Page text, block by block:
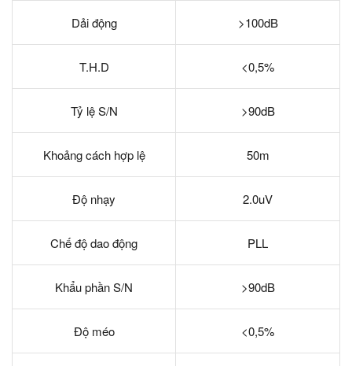
Dải động >100dB
T.H.D <0,5%
Tỷ lệ S/N >90dB
Khoảng cách hợp lệ 50m
Độ nhạy 2.0uV
Chế độ dao động PLL
Khẩu phần S/N >90dB
Độ méo <0,5%